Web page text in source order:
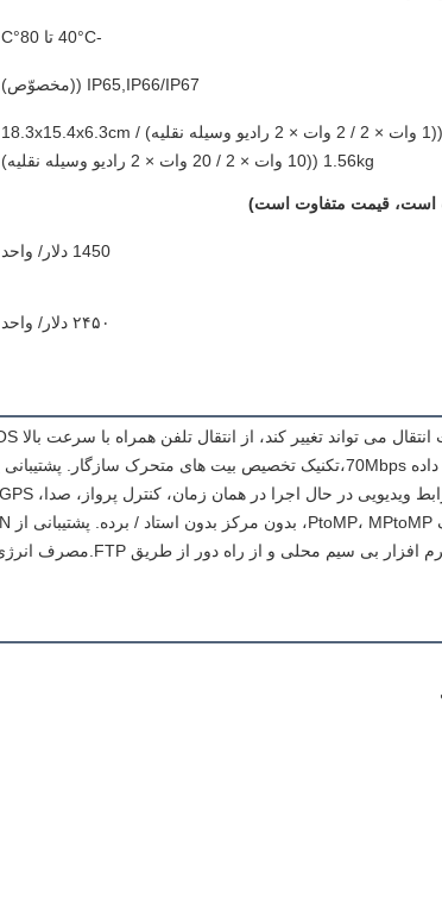
-40°C تا 80°C
IP65,IP66/IP67 ((مخصوّص)
11.9x10.6x3.9cm/518g ((1 وات × 2 / 2 وات × 2 رادیو وسیله نقلیه) 18.3x15.4x6.3cm /
1.56kg ((10 وات × 2 / 20 وات × 2 رادیو وسیله نقلیه)
است، قیمت متفاوت است)
1450 دلار/ واحد
۲۴۵۰ دلار/ واحد